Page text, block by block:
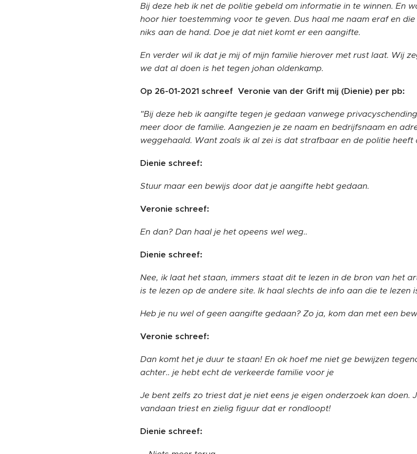
Bij deze heb ik net de politie gebeld om informatie in te winnen. En
hoor hier toestemming voor te geven. Dus haal me naam eraf en
niks aan de hand. Doe je dat niet komt er een aangifte.
En verder wil ik dat je mij of mijn familie hierover met rust laat. Wij
we dat al doen is het tegen johan oldenkamp.
Op 26-01-2021 schreef Veronie van der Grift mij (Dienie) per pb:
"Bij deze heb ik aangifte tegen je gedaan vanwege
meer door de familie. Aangezien je ze naam en bedrijfsnaam en
weggehaald. Want zoals ik al zei is dat strafbaar en de politie heeft
Dienie schreef:
Stuur maar een bewijs door dat je aangifte hebt gedaan.
Veronie schreef:
En dan? Dan haal je het opeens wel weg..
Dienie schreef:
Nee, ik laat het staan, immers staat dit te lezen in de bron van het
is te lezen op de andere site. Ik haal slechts de info aan die te lezen
Heb je nu wel of geen aangifte gedaan? Zo ja, kom dan met een
Veronie schreef:
Dan komt het je duur te staan! En ok hoef me niet ge bewijzen
achter.. je hebt echt de verkeerde familie voor je
Je bent zelfs zo triest dat je niet eens je eigen onderzoek kan doen.
vandaan triest en zielig figuur dat er rondloopt!
Dienie schreef: